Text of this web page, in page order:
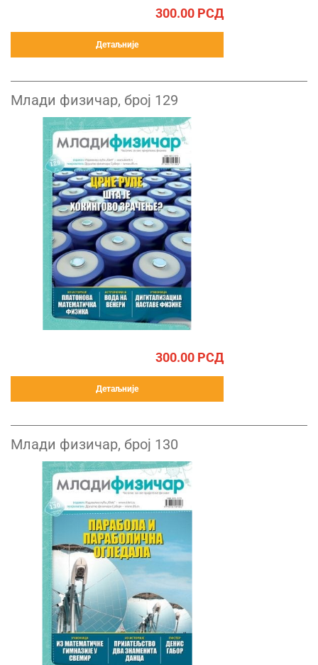
300.00 РСД
Детаљније
Млади физичар, број 129
300.00 РСД
Детаљније
Млади физичар, број 130